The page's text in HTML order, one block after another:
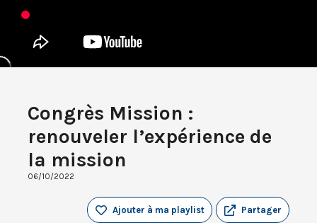
Congrès Mission :
renouveler l’expérience de
la mission
06/10/2022
Partager
Ajouter à ma playlist